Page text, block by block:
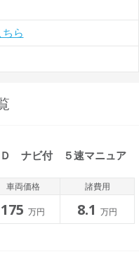
ら
ナビ付 ５速マニュア
車両価格
175 万円
諸費用
8.1 万円